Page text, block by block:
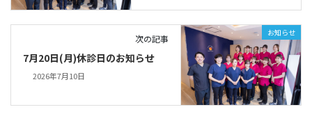
お知らせ
次の記事
7月20日(月)休診日のお知らせ
2026年7月10日